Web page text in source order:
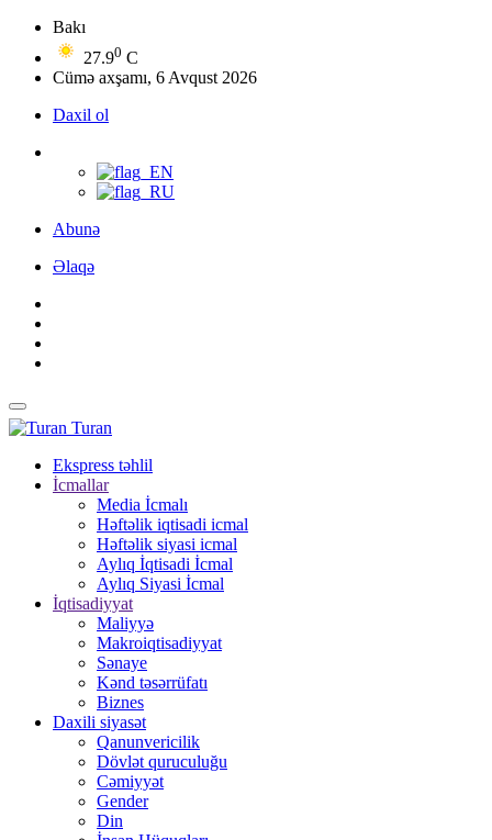
Bakı
27.90 C
Cümə axşamı, 6 Avqust 2026
Daxil ol
Abunə
Əlaqə
Turan
Ekspress təhlil
İcmallar
Media İcmalı
Həftəlik iqtisadi icmal
Həftəlik siyasi icmal
Aylıq İqtisadi İcmal
Aylıq Siyasi İcmal
İqtisadiyyat
Maliyyə
Makroiqtisadiyyat
Sənaye
Kənd təsərrüfatı
Biznes
Daxili siyasət
Qanunvericilik
Dövlət quruculuğu
Cəmiyyət
Gender
Din